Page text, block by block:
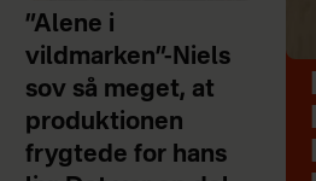
”Alene i
vildmarken”-Niels
sov så meget, at
produktionen
frygtede for hans